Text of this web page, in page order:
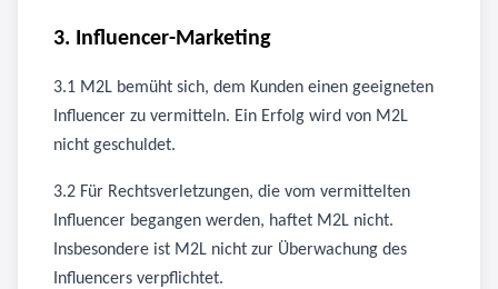
3. Influencer-Marketing
3.1 M2L bemüht sich, dem Kunden einen geeigneten
Influencer zu vermitteln. Ein Erfolg wird von M2L
nicht geschuldet.
3.2 Für Rechtsverletzungen, die vom vermittelten
Influencer begangen werden, haftet M2L nicht.
Insbesondere ist M2L nicht zur Überwachung des
Influencers verpflichtet.